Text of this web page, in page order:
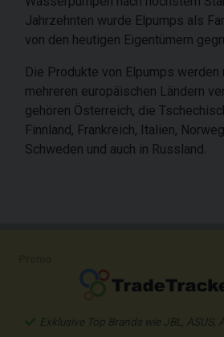
Jahrzehnten wurde Elpumps als
von den heutigen Eigentümern
Die Produkte von Elpumps
mehreren europäischen Ländern
gehören Österreich, die
Finnland, Frankreich, Italien,
Schweden und auch in Russland.
Exklusive Top Brands wie JBL, ASUS,